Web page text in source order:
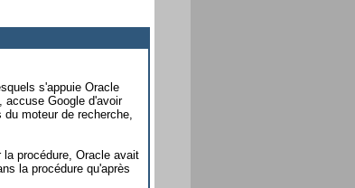
s'appuie Oracle
accuse Google d'avoir
moteur de recherche,
procédure, Oracle avait
la procédure qu'après